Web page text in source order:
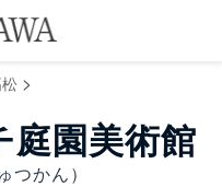
>
庭園美術館
つかん）